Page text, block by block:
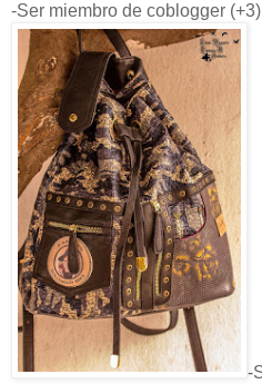
-Ser miembro de coblogger (+3)
-